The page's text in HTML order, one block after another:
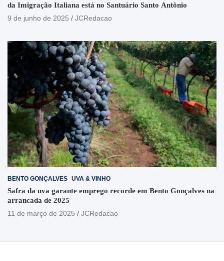
da Imigração Italiana está no Santuário Santo Antônio
9 de junho de 2025
JCRedacao
BENTO GONÇALVES UVA & VINHO
Safra da uva garante emprego recorde em Bento Gonçalves na
arrancada de 2025
11 de março de 2025
JCRedacao